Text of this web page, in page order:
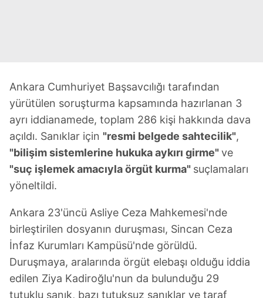
Ankara Cumhuriyet Başsavcılığı tarafından
yürütülen soruşturma kapsamında hazırlanan 3
ayrı iddianamede, toplam 286 kişi hakkında dava
açıldı. Sanıklar için "resmi belgede sahtecilik",
"bilişim sistemlerine hukuka aykırı girme"ve
"suç işlemek amacıyla örgüt kurma" suçlamaları
yöneltildi.
Ankara 23'üncü Asliye Ceza Mahkemesi'nde
birleştirilen dosyanın duruşması, Sincan Ceza
İnfaz Kurumları Kampüsü'nde görüldü.
Duruşmaya, aralarında örgüt elebaşı olduğu iddia
edilen Ziya Kadiroğlu'nun da bulunduğu 29
tutuklu sanık, bazı tutuksuz sanıklar ve taraf